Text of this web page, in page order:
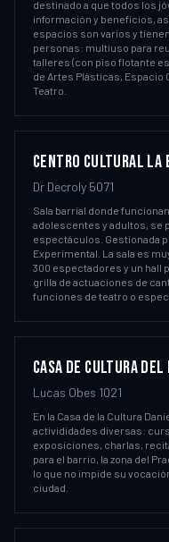
destinado a que todos los
información y beneficios,
espacios son varios y
personas: multiuso para
talleres (con piso flotante
de Artes Plásticas, Espacio
Teatro.
CENTRO CULTURAL LA
Dr Decroly 5071
Sala barrial donde
adolescentes y adultos, se
espectáculos. Gestionada
Experimental. La sala es
300 espectadores y un hall
grilla de actuaciones de
funciones de teatro o
CASA DE CULTURA DEL
Lucas Obes 1021
En la Casa de la Cultura
activididades diversas:
exposiciones, charlas,
para el barrio, la zona del
lo que no impide su
ciudad.